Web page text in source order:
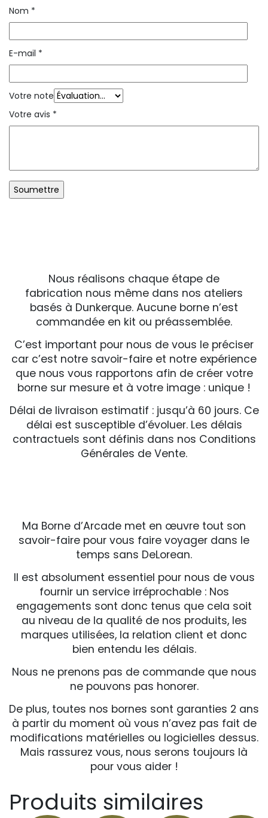
Nom *
E-mail *
Votre note
Votre avis *
Nous réalisons chaque étape de
fabrication nous même dans nos ateliers
basés à Dunkerque. Aucune borne n’est
commandée en kit ou préassemblée.
C’est important pour nous de vous le préciser
car c’est notre savoir-faire et notre expérience
que nous vous rapportons afin de créer votre
borne sur mesure et à votre image : unique !
Délai de livraison estimatif : jusqu’à 60 jours. Ce
délai est susceptible d’évoluer. Les délais
contractuels sont définis dans nos Conditions
Générales de Vente.
Ma Borne d’Arcade met en œuvre tout son
savoir-faire pour vous faire voyager dans le
temps sans DeLorean.
Il est absolument essentiel pour nous de vous
fournir un service irréprochable : Nos
engagements sont donc tenus que cela soit
au niveau de la qualité de nos produits, les
marques utilisées, la relation client et donc
bien entendu les délais.
Nous ne prenons pas de commande que nous
ne pouvons pas honorer.
De plus, toutes nos bornes sont garanties 2 ans
à partir du moment où vous n’avez pas fait de
modifications matérielles ou logicielles dessus.
Mais rassurez vous, nous serons toujours là
pour vous aider !
Produits similaires